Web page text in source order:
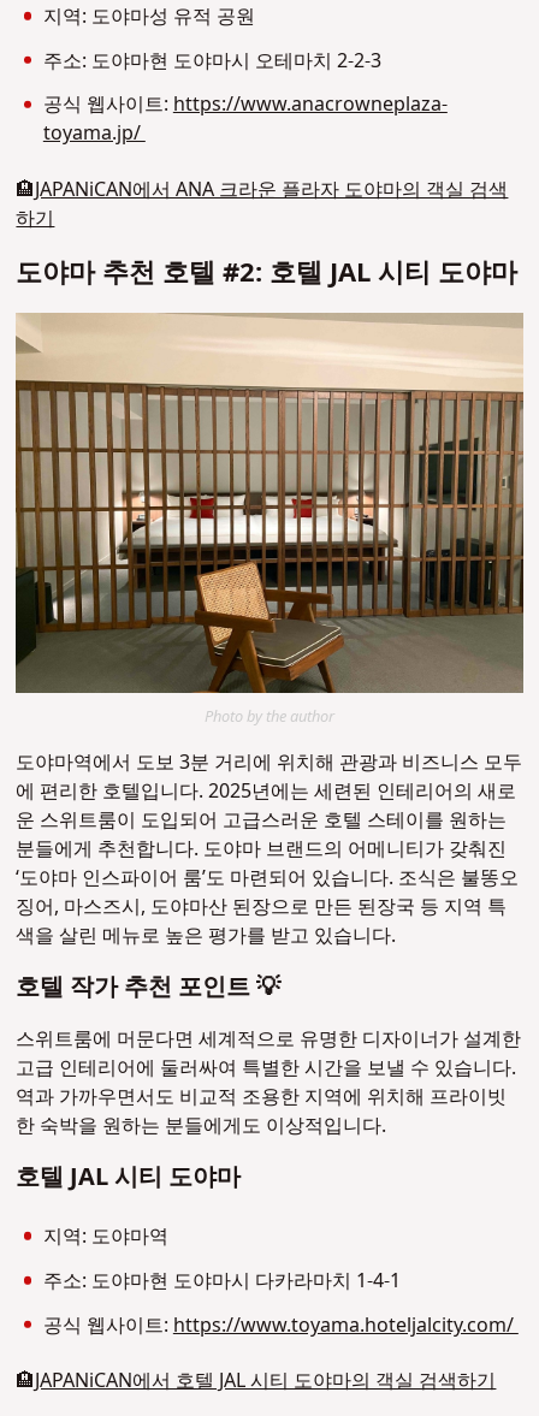
지역: 도야마성 유적 공원
주소: 도야마현 도야마시 오테마치 2-2-3
공식 웹사이트:https://www.anacrowneplaza-
toyama.jp/
🏨JAPANiCAN에서 ANA 크라운 플라자 도야마의 객실 검색
하기
도야마 추천 호텔 #2: 호텔 JAL 시티 도야마
Photo by the author
도야마역에서 도보 3분 거리에 위치해 관광과 비즈니스 모두
에 편리한 호텔입니다. 2025년에는 세련된 인테리어의 새로
운 스위트룸이 도입되어 고급스러운 호텔 스테이를 원하는
분들에게 추천합니다. 도야마 브랜드의 어메니티가 갖춰진
‘도야마 인스파이어 룸’도 마련되어 있습니다. 조식은 불똥오
징어, 마스즈시, 도야마산 된장으로 만든 된장국 등 지역 특
색을 살린 메뉴로 높은 평가를 받고 있습니다.
호텔 작가 추천 포인트 💡
스위트룸에 머문다면 세계적으로 유명한 디자이너가 설계한
고급 인테리어에 둘러싸여 특별한 시간을 보낼 수 있습니다.
역과 가까우면서도 비교적 조용한 지역에 위치해 프라이빗
한 숙박을 원하는 분들에게도 이상적입니다.
호텔 JAL 시티 도야마
지역: 도야마역
주소: 도야마현 도야마시 다카라마치 1-4-1
공식 웹사이트: https://www.toyama.hoteljalcity.com/
🏨JAPANiCAN에서 호텔 JAL 시티 도야마의 객실 검색하기